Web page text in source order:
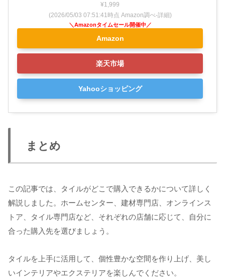
¥1,999
(2026/05/03 07:51:41時点 Amazon調べ-詳細)
Amazon
楽天市場
Yahooショッピング
まとめ
この記事では、タイルがどこで購入できるかについて詳しく
解説しました。ホームセンター、建材専門店、オンラインス
トア、タイル専門店など、それぞれの店舗に応じて、自分に
合った購入先を選びましょう。
タイルを上手に活用して、個性豊かな空間を作り上げ、美し
いインテリアやエクステリアを楽しんでください。